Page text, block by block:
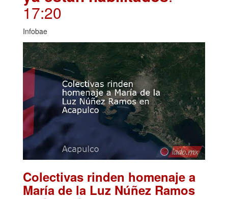
17:20
Infobae
Colectivas rinden homenaje a
María de la Luz Núñez Ramos